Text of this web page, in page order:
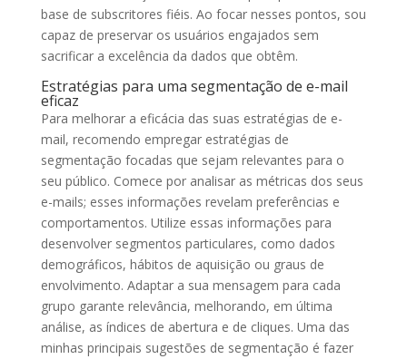
base de subscritores fiéis. Ao focar nesses pontos, sou
capaz de preservar os usuários engajados sem
sacrificar a excelência da dados que obtêm.
Estratégias para uma segmentação de e-mail
eficaz
Para melhorar a eficácia das suas estratégias de e-
mail, recomendo empregar estratégias de
segmentação focadas que sejam relevantes para o
seu público. Comece por analisar as métricas dos seus
e-mails; esses informações revelam preferências e
comportamentos. Utilize essas informações para
desenvolver segmentos particulares, como dados
demográficos, hábitos de aquisição ou graus de
envolvimento. Adaptar a sua mensagem para cada
grupo garante relevância, melhorando, em última
análise, as índices de abertura e de cliques. Uma das
minhas principais sugestões de segmentação é fazer